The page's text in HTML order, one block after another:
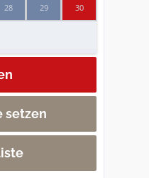
28 29 30
setzen